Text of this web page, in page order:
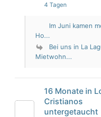
4 Tagen
Im Juni kamen
Ho...
Bei uns in La
Mietwohn...
16 Monate in
Cristianos
untergetaucht